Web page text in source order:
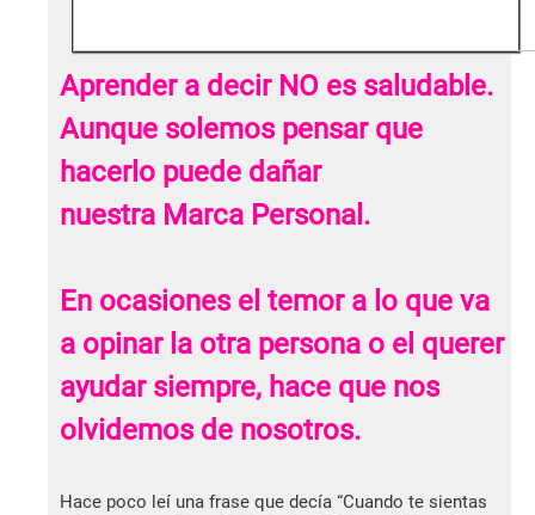
Aprender a decir NO es saludable.
Aunque solemos pensar que
hacerlo puede dañar
nuestra Marca Personal.
En ocasiones el temor a lo que va
a opinar la otra persona o el querer
ayudar siempre, hace que nos
olvidemos de nosotros.
Hace poco leí una frase que decía “Cuando te sientas